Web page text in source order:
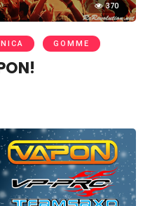
370
GOMME